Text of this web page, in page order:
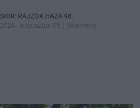
SIOR: RAJZOK HAZA 98.
2026. augusztus 05 Vélemény